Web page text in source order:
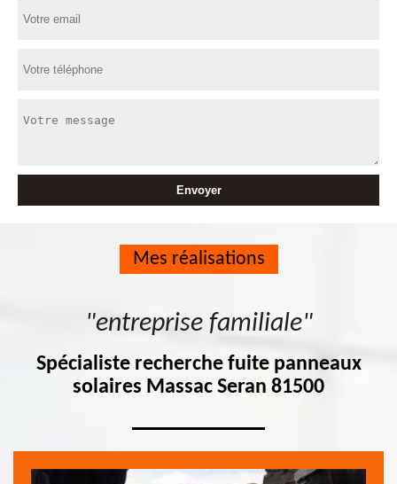
Mes réalisations
"entreprise familiale"
Spécialiste recherche fuite panneaux
solaires Massac Seran 81500